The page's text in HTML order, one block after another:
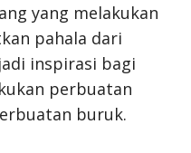
yang melakukan
pahala dari
inspirasi bagi
perbuatan
buruk.